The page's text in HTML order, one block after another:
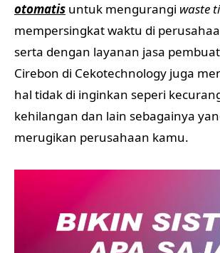
otomatis untuk mengurangi waste
mempersingkat waktu di
serta dengan layanan jasa
Cirebon di Cekotechnology juga
hal tidak di inginkan seperi
kehilangan dan lain sebagainya
merugikan perusahaan kamu.